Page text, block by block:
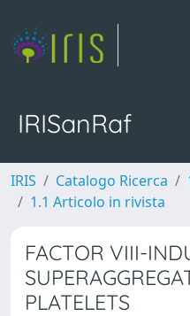
IRISanRaf
IRIS Catalogo Ricerca
1.1 Articolo in rivista
FACTOR VIII-
PLATELETS